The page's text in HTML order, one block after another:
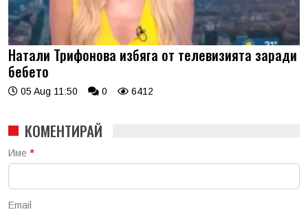
Натали Трифонова избяга от телевизията заради
бебето
05 Aug 11:50 0 6412
КОМЕНТИРАЙ
Име *
Email